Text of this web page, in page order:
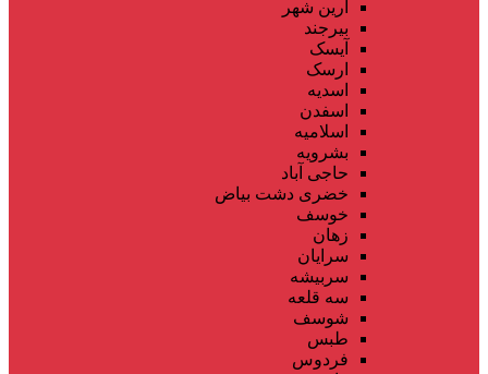
آرین شهر
بیرجند
آیسک
ارسک
اسدیه
اسفدن
اسلامیه
بشرویه
حاجی آباد
خضری دشت بیاض
خوسف
زهان
سرایان
سربیشه
سه قلعه
شوسف
طبس
فردوس